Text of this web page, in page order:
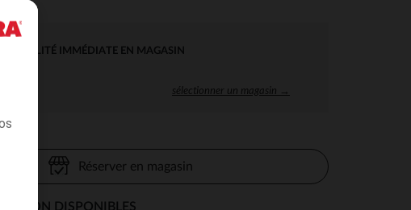
IMMÉDIATE EN MAGASIN
sélectionner un magasin →
Réserver en magasin
DISPONIBLES